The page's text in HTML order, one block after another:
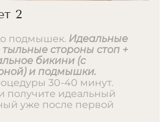
2
подмышек. Идеальные
тыльные стороны стоп +
бикини (с
и подмышки.
30-40 минут.
получите идеальный
уже после первой